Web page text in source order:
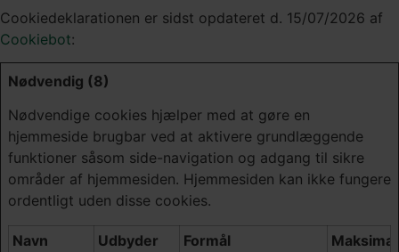
Cookiedeklarationen er sidst opdateret d. 15/07/2026 af
Cookiebot:
Nødvendig (8)
Nødvendige cookies hjælper med at gøre en
hjemmeside brugbar ved at aktivere grundlæggende
funktioner såsom side-navigation og adgang til sikre
områder af hjemmesiden. Hjemmesiden kan ikke fungere
ordentligt uden disse cookies.
Navn Udbyder Formål
Maksimal